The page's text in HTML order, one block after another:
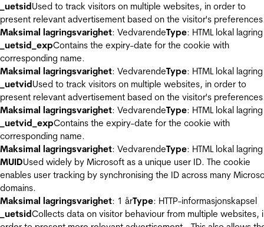
_uetsidUsed to track visitors on multiple websites, in order to
present relevant advertisement based on the visitor's
Maksimal lagringsvarighet: VedvarendeType: HTML lokal lagring
_uetsid_expContains the expiry-date for the cookie with
corresponding name.
Maksimal lagringsvarighet: VedvarendeType: HTML lokal lagring
_uetvidUsed to track visitors on multiple websites, in order to
present relevant advertisement based on the visitor's
Maksimal lagringsvarighet: VedvarendeType: HTML lokal lagring
_uetvid_expContains the expiry-date for the cookie with
corresponding name.
Maksimal lagringsvarighet: VedvarendeType: HTML lokal lagring
MUIDUsed widely by Microsoft as a unique user ID. The cookie
enables user tracking by synchronising the ID across many
domains.
Maksimal lagringsvarighet: 1 årType: HTTP-informasjonskapsel
_uetsidCollects data on visitor behaviour from multiple websites,